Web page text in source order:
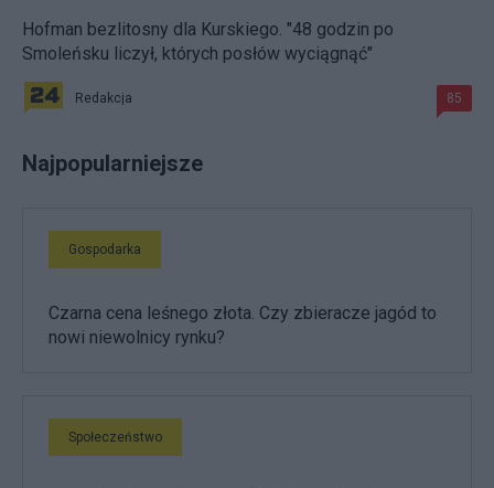
Hofman bezlitosny dla Kurskiego. "48 godzin po
Smoleńsku liczył, których posłów wyciągnąć"
Redakcja 85
Najpopularniejsze
Gospodarka
Czarna cena leśnego złota. Czy zbieracze jagód to
nowi niewolnicy rynku?
Społeczeństwo